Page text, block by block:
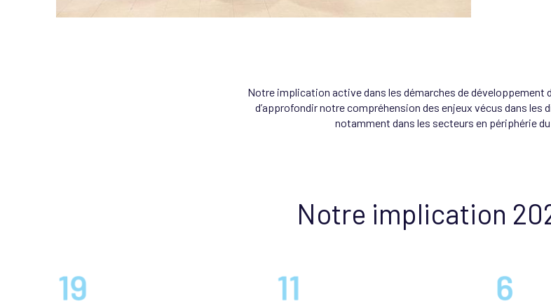
Notre implication active dans les démarches de développement
d’approfondir notre compréhension des enjeux vécus dans les
notamment dans les secteurs en périphérie
Notre implication